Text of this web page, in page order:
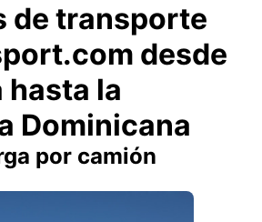
de transporte
desde
hasta la
Dominicana
por camión